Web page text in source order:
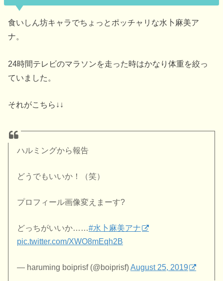
食いしん坊キャラでちょっとポッチャリな水卜麻美ア
ナ。
24時間テレビのマラソンを走った時はかなり体重を絞っ
ていました。
それがこちら↓↓
ハルミングから報告
どうでもいいか！（笑）
プロフィール画像変えまーす?
どっちがいいか……#水卜麻美アナ
pic.twitter.com/XWO8mEqh2B
— haruming boiprisf (@boiprisf)August 25, 2019